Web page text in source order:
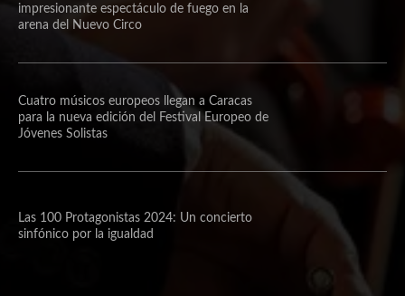
impresionante espectáculo de fuego en la
arena del Nuevo Circo
Cuatro músicos europeos llegan a Caracas
para la nueva edición del Festival Europeo de
Jóvenes Solistas
Las 100 Protagonistas 2024: Un concierto
sinfónico por la igualdad